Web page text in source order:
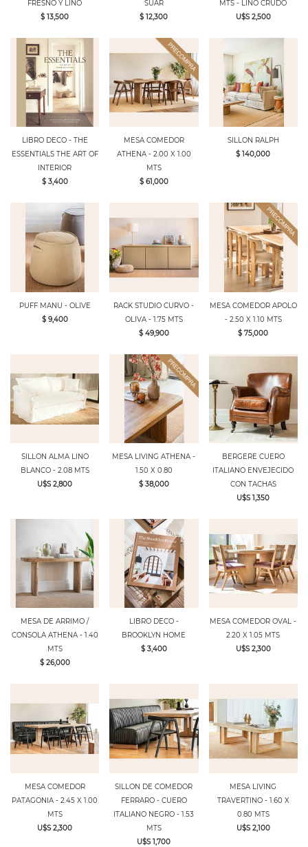
FRESNO Y LINO
$ 13,500
SUAR
$ 12,300
MTS - LINO CRUDO
U$S 2,500
LIBRO DECO - THE
ESSENTIALS THE ART OF
INTERIOR
$ 3,400
MESA COMEDOR
ATHENA - 2.00 X 1.00
MTS
$ 61,000
SILLON RALPH
$ 140,000
PUFF MANU - OLIVE
$ 9,400
RACK STUDIO CURVO -
OLIVA - 1.75 MTS
$ 49,900
MESA COMEDOR APOLO
- 2.50 X 1.10 MTS
$ 75,000
SILLON ALMA LINO
BLANCO - 2.08 MTS
U$S 2,800
MESA LIVING ATHENA -
1.50 X 0.80
$ 38,000
BERGERE CUERO
ITALIANO ENVEJECIDO
CON TACHAS
U$S 1,350
MESA DE ARRIMO /
CONSOLA ATHENA - 1.40
MTS
$ 26,000
LIBRO DECO -
BROOKLYN HOME
$ 3,400
MESA COMEDOR OVAL -
2.20 X 1.05 MTS
U$S 2,300
MESA COMEDOR
PATAGONIA - 2.45 X 1.00
MTS
U$S 2,300
SILLON DE COMEDOR
FERRARO - CUERO
ITALIANO NEGRO - 1.53
MTS
U$S 1,700
MESA LIVING
TRAVERTINO - 1.60 X
0.80 MTS
U$S 2,100